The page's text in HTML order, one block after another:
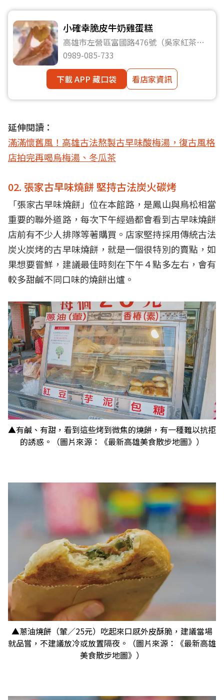
小確幸脆皮牛奶雞蛋糕
高雄市左營區富國路476號（吳家紅茶冰
旁邊）
0989-085-733
下載 APP 藏口袋
看店家資訊
延伸閱讀：
滿滿懷舊風！高雄古法熬製古早味酸梅湯，復古風格
店拍完再喝烏梅湯、冬瓜茶
02. 張家古早味燒餅 堅持古法炭火碳烤
「張家古早味燒餅」位在本館路，是鳳山與鳥松相當
重要的聯外道路，每次下午經過都會看到古早味燒餅
店前有不少人排隊等著購買。店家堅持採用傳統古法
炭火炭烤的古早味燒餅，就是一個很特別的賣點，如
果想要嘗鮮，建議最佳時刻在下午４點多左右，會有
較多甜鹹不同口味的燒餅出爐。
▲有鹹、有甜，看到這些烤到微焦的燒餅，有一種難以抗拒
的誘惑。（圖片來源：《最新高雄美食散步地圖》）
▲蔥油燒餅（葷／25元）吃起來口感外皮酥脆，建議當場
就品嘗，不建議放冷或放置隔夜。（圖片來源：《最新高雄
美食散步地圖》）